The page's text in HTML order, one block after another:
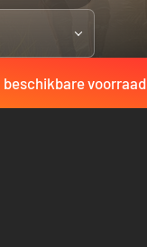
beschikbare voorraad